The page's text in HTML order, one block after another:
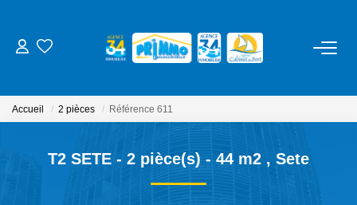
Accueil 2 pièces Référence 611
T2 SETE - 2 pièce(s) - 44 m2 , Sete